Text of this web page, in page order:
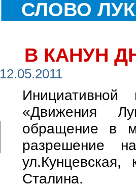
СЛОВО
В КАНУН
12.05.2011
Инициативной
«Движения
обращение в
разрешение
Сталина.